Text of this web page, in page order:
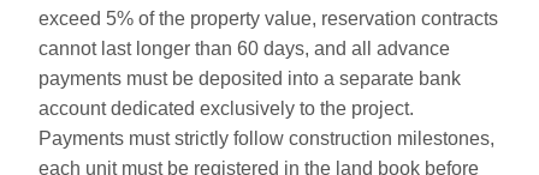
exceed 5% of the property value, reservation contracts
cannot last longer than 60 days, and all advance
payments must be deposited into a separate bank
account dedicated exclusively to the project.
Payments must strictly follow construction milestones,
each unit must be registered in the land book before